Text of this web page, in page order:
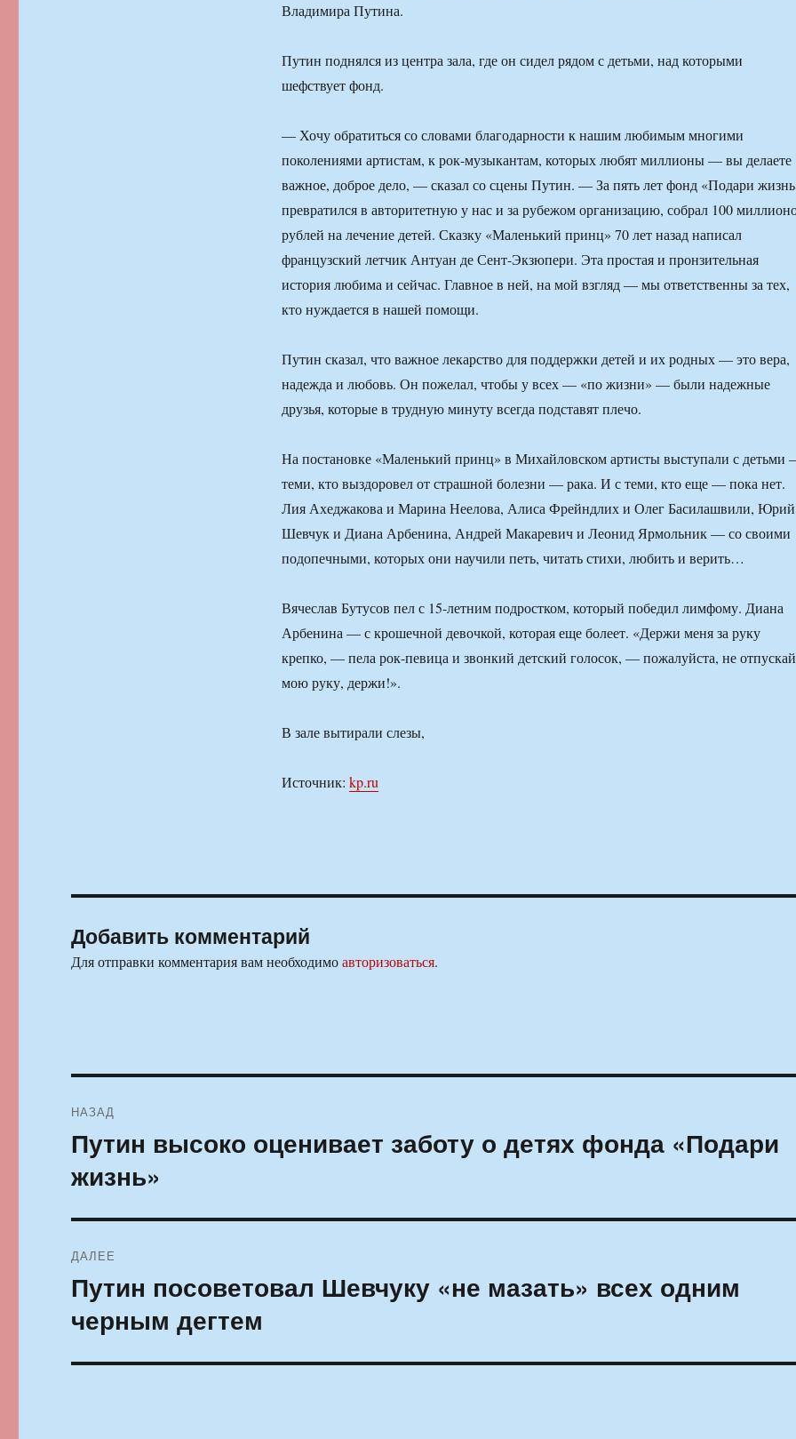
Владимира Путина.
Путин поднялся из центра зала, где он сидел рядом с детьми, над которыми
шефствует фонд.
— Хочу обратиться со словами благодарности к нашим любимым многими
поколениями артистам, к рок-музыкантам, которых любят миллионы — вы делаете
важное, доброе дело, — сказал со сцены Путин. — За пять лет фонд «Подари
превратился в авторитетную у нас и за рубежом организацию, собрал 100
рублей на лечение детей. Сказку «Маленький принц» 70 лет назад написал
французский летчик Антуан де Сент-Экзюпери. Эта простая и пронзительная
история любима и сейчас. Главное в ней, на мой взгляд — мы ответственны за тех,
кто нуждается в нашей помощи.
Путин сказал, что важное лекарство для поддержки детей и их родных — это вера,
надежда и любовь. Он пожелал, чтобы у всех — «по жизни» — были надежные
друзья, которые в трудную минуту всегда подставят плечо.
На постановке «Маленький принц» в Михайловском артисты выступали с детьми
теми, кто выздоровел от страшной болезни — рака. И с теми, кто еще — пока нет.
Лия Ахеджакова и Марина Неелова, Алиса Фрейндлих и Олег Басилашвили, Юрий
Шевчук и Диана Арбенина, Андрей Макаревич и Леонид Ярмольник — со своими
подопечными, которых они научили петь, читать стихи, любить и верить…
Вячеслав Бутусов пел с 15-летним подростком, который победил лимфому. Диана
Арбенина — с крошечной девочкой, которая еще болеет. «Держи меня за руку
крепко, — пела рок-певица и звонкий детский голосок, — пожалуйста, не отпускай
мою руку, держи!».
В зале вытирали слезы,
Источник: kp.ru
Добавить комментарий
Для отправки комментария вам необходимоавторизоваться.
по
записям
НАЗАД
Предыдущая
запись:
Путин высоко оценивает заботу о детях фонда «Подари
жизнь»
ДАЛЕЕ
Следующая
запись:
Путин посоветовал Шевчуку «не мазать» всех одним
черным дегтем